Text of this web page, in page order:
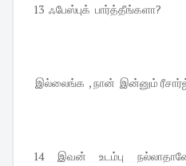
13 ஃபேஸ்புக் பார்த்தீங்களா?
இல்லைங்க , நான் இன்னும்
14 இவன் உடம்பு